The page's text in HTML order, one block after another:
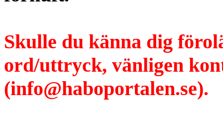
Skulle du känna dig
ord/uttryck, vänligen
(info@haboportalen.se).